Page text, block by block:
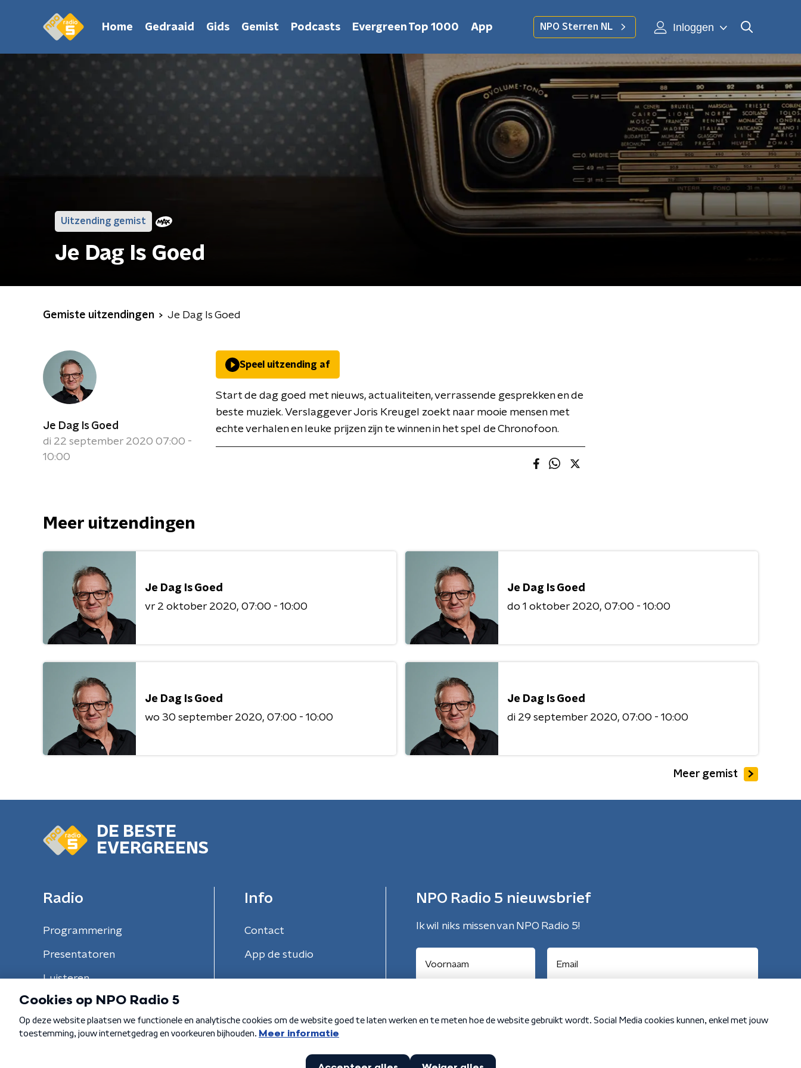
Home Gedraaid Gids Gemist Podcasts Evergreen Top 1000 App NPO Sterren NL Inloggen
Uitzending gemist
Je Dag Is Goed
Gemiste uitzendingen Je Dag Is Goed
Je Dag Is Goed
di 22 september 2020 07:00 -
10:00
Speel uitzending af
Start de dag goed met nieuws, actualiteiten, verrassende gesprekken en de
beste muziek. Verslaggever Joris Kreugel zoekt naar mooie mensen met
echte verhalen en leuke prijzen zijn te winnen in het spel de Chronofoon.
Meer uitzendingen
Je Dag Is Goed
vr 2 oktober 2020 07:00 - 10:00
Je Dag Is Goed
do 1 oktober 2020 07:00 - 10:00
Je Dag Is Goed
wo 30 september 2020 07:00 - 10:00
Je Dag Is Goed
di 29 september 2020 07:00 - 10:00
Meer gemist
DE BESTE
EVERGREENS
Radio
Programmering
Presentatoren
Luisteren
Info
Contact
App de studio
NPO Radio 5 nieuwsbrief
Ik wil niks missen van NPO Radio 5!
Algemene voorwaarden Privacybeleid